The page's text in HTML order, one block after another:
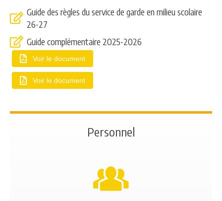
Guide des règles du service de garde en milieu scolaire
26-27
Guide complémentaire 2025-2026
Voir le document
Voir le document
Personnel